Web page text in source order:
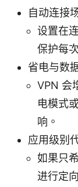
自动连接
设置在
保护每
省电与数
VPN 会
电模式
响。
应用级别
如果只
进行定